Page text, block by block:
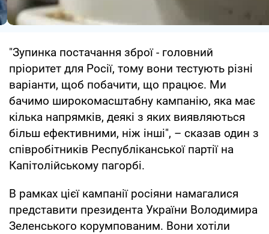
"Зупинка постачання зброї - головний
пріоритет для Росії, тому вони тестують різні
варіанти, щоб побачити, що працює. Ми
бачимо широкомасштабну кампанію, яка має
кілька напрямків, деякі з яких виявляються
більш ефективними, ніж інші", – сказав один з
співробітників Республіканської партії на
Капітолійському пагорбі.
В рамках цієї кампанії росіяни намагалися
представити президента України Володимира
Зеленського корумпованим. Вони хотіли